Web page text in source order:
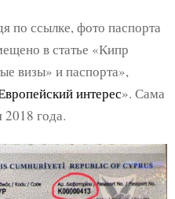
по ссылке, фото паспорта
в статье «Кипр
визы» и паспорта»,
интерес». Сама
2018 года.